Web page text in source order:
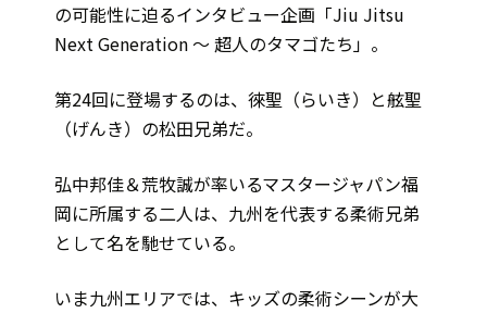
の可能性に迫るインタビュー企画「Jiu Jitsu
Next Generation ～ 超人のタマゴたち」。
第24回に登場するのは、徠聖（らいき）と舷聖
（げんき）の松田兄弟だ。
弘中邦佳＆荒牧誠が率いるマスタージャパン福
岡に所属する二人は、九州を代表する柔術兄弟
として名を馳せている。
いま九州エリアでは、キッズの柔術シーンが大